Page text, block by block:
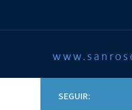
SEGUIR: